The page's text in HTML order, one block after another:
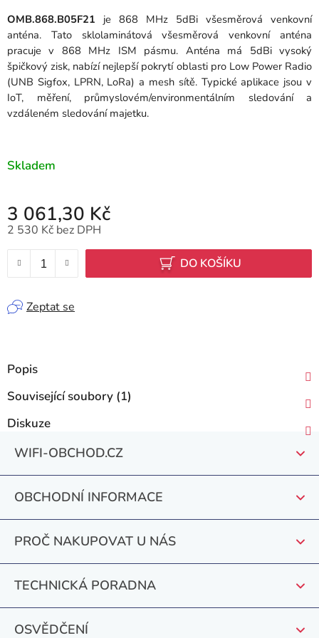
OMB.868.B05F21 je 868 MHz 5dBi všesměrová venkovní
anténa. Tato sklolaminátová všesměrová venkovní anténa
pracuje v 868 MHz ISM pásmu. Anténa má 5dBi vysoký
špičkový zisk, nabízí nejlepší pokrytí oblasti pro Low Power Radio
(UNB Sigfox, LPRN, LoRa) a mesh sítě. Typické aplikace jsou v
IoT, měření, průmyslovém/environmentálním sledování a
vzdáleném sledování majetku.
Skladem
3 061,30 Kč
2 530 Kč bez DPH
DO KOŠÍKU
Zeptat se
Popis
Související soubory (1)
Diskuze
WIFI-OBCHOD.CZ
OBCHODNÍ INFORMACE
PROČ NAKUPOVAT U NÁS
TECHNICKÁ PORADNA
OSVĚDČENÍ